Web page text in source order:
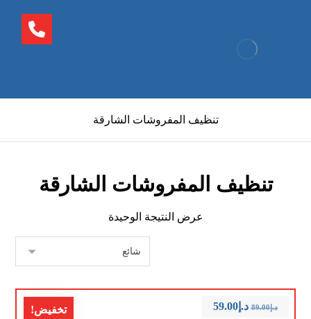
تنظيف المفروشات الشارقة
تنظيف المفروشات الشارقة
عرض النتيجة الوحيدة
تخفيض! د.إ89.00 د.إ59.00